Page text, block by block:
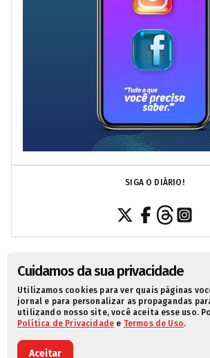
Cuidamos da sua privacidade
Utilizamos cookies para ver quais páginas
jornal e para personalizar as propagandas
utilizando nosso site, você aceita esse uso.
Política de Privacidade e Termos de Uso.
Aceitar
SIGA O DIÁRIO!
SOBRE NÓSCONTATOPOLÍTICA DE
TERMOS DE USO
© 2021 Diário da Redação. Todos os